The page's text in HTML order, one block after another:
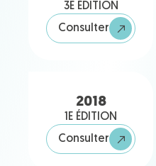
3E ÉDITION
Consulter
2018
1E ÉDITION
Consulter